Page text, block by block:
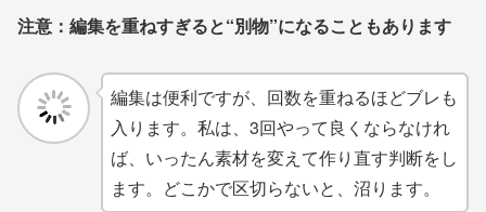
注意：編集を重ねすぎると“別物”になることもあります
編集は便利ですが、回数を重ねるほどブレも
入ります。私は、3回やって良くならなけれ
ば、いったん素材を変えて作り直す判断をし
ます。どこかで区切らないと、沼ります。